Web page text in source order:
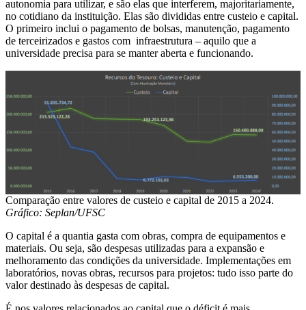
autonomia para utilizar, e são elas que interferem, majoritariamente,
no cotidiano da instituição. Elas são divididas entre custeio e capital.
O primeiro inclui o pagamento de bolsas, manutenção, pagamento
de terceirizados e gastos com infraestrutura – aquilo que a
universidade precisa para se manter aberta e funcionando.
Comparação entre valores de custeio e capital de 2015 a 2024.
Gráfico: Seplan/UFSC
O capital é a quantia gasta com obras, compra de equipamentos e
materiais. Ou seja, são despesas utilizadas para a expansão e
melhoramento das condições da universidade. Implementações em
laboratórios, novas obras, recursos para projetos: tudo isso parte do
valor destinado às despesas de capital.